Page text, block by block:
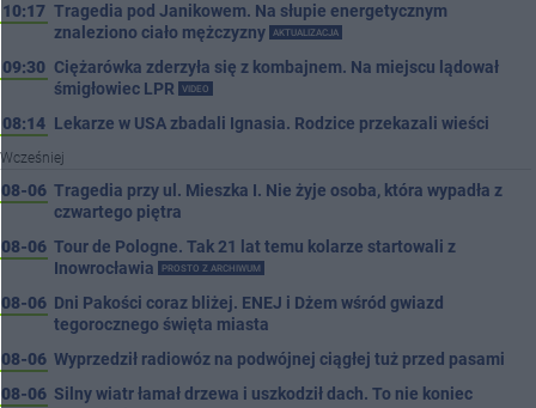
10:17 Tragedia pod Janikowem. Na słupie energetycznym
znaleziono ciało mężczyzny
AKTUALIZACJA
09:30 Ciężarówka zderzyła się z kombajnem. Na miejscu lądował
śmigłowiec LPR
VIDEO
08:14 Lekarze w USA zbadali Ignasia. Rodzice przekazali wieści
Wcześniej
08-06 Tragedia przy ul. Mieszka I. Nie żyje osoba, która wypadła z
czwartego piętra
08-06 Tour de Pologne. Tak 21 lat temu kolarze startowali z
Inowrocławia
PROSTO Z ARCHIWUM
08-06 Dni Pakości coraz bliżej. ENEJ i Dżem wśród gwiazd
tegorocznego święta miasta
08-06 Wyprzedził radiowóz na podwójnej ciągłej tuż przed pasami
08-06 Silny wiatr łamał drzewa i uszkodził dach. To nie koniec